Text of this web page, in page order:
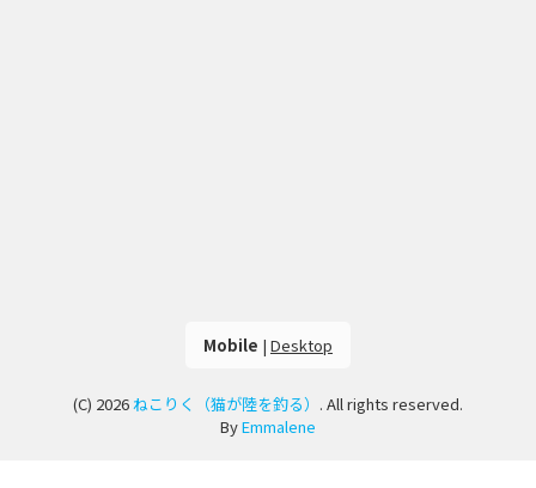
Mobile | Desktop
(C) 2026ねこりく（猫が陸を釣る） . All rights reserved.
ByEmmalene